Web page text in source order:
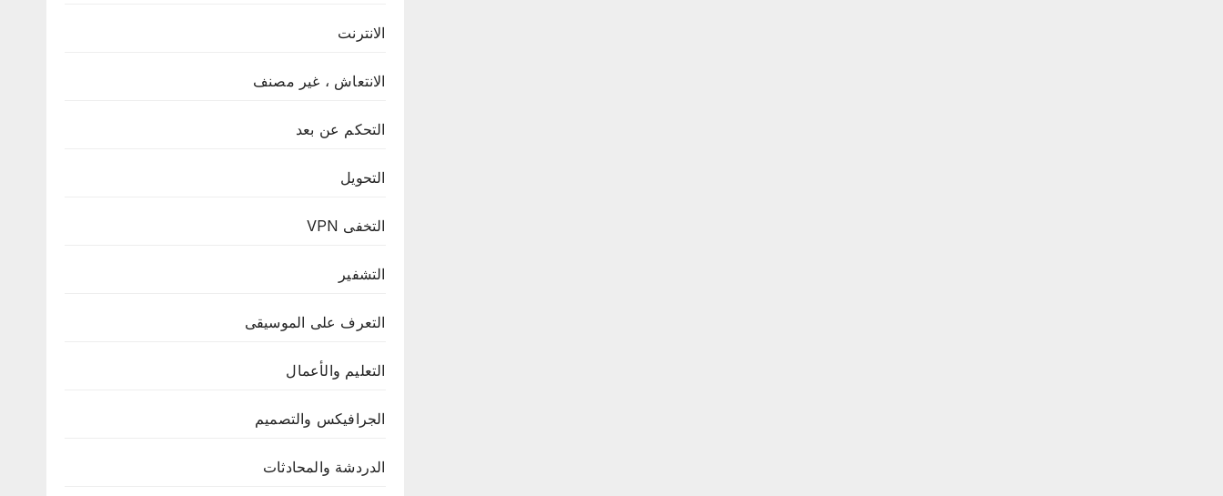
الانترنت
الانتعاش ، غير مصنف
التحكم عن بعد
التحويل
التخفى VPN
التشفير
التعرف على الموسيقى
التعليم والأعمال
الجرافيكس والتصميم
الدردشة والمحادثات